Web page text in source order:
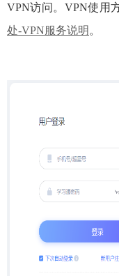
VPN访问。 VPN使用
处-VPN服务说明 。